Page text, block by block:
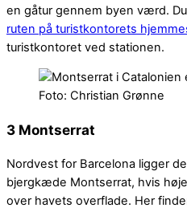
en gåtur gennem byen værd.
ruten på turistkontorets
turistkontoret ved stationen.
Foto: Christian Grønne
3 Montserrat
Nordvest for Barcelona ligger
bjergkæde Montserrat, hvis
over havets overflade. Her